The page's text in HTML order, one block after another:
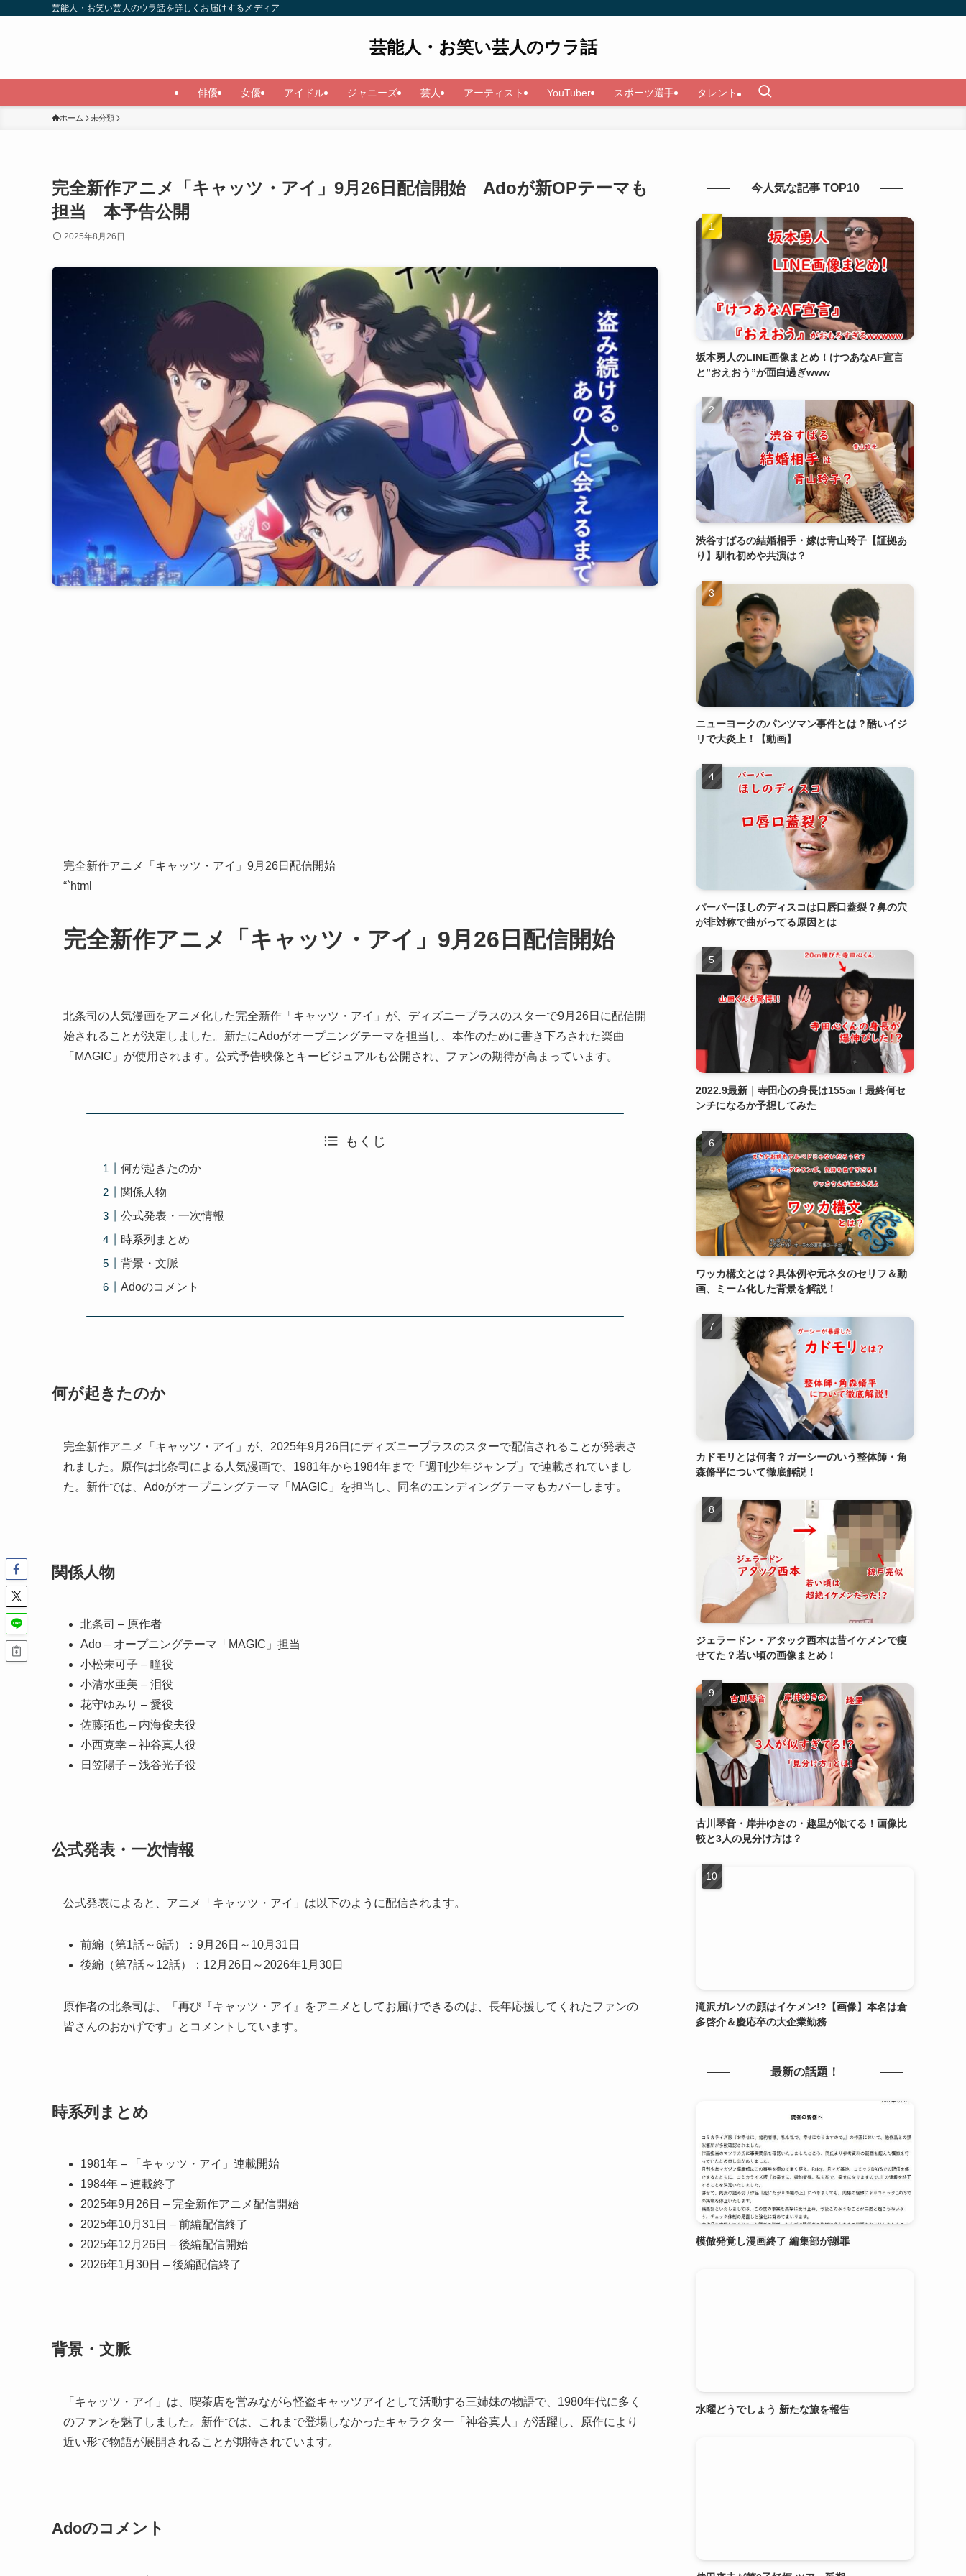
芸能人・お笑い芸人のウラ話を詳しくお届けするメディア
芸能人・お笑い芸人のウラ話
俳優 女優 アイドル ジャニーズ 芸人 アーティスト YouTuber スポーツ選手 タレント
ホーム 未分類
完全新作アニメ「キャッツ・アイ」9月26日配信開始 Adoが新OPテーマも
担当 本予告公開
2025年8月26日
完全新作アニメ「キャッツ・アイ」9月26日配信開始
“`html
完全新作アニメ「キャッツ・アイ」9月26日配信開始
北条司の人気漫画をアニメ化した完全新作「キャッツ・アイ」が、ディズニープラスのスターで9月26日に配信開
始されることが決定しました。新たにAdoがオープニングテーマを担当し、本作のために書き下ろされた楽曲
「MAGIC」が使用されます。公式予告映像とキービジュアルも公開され、ファンの期待が高まっています。
もくじ
何が起きたのか
関係人物
公式発表・一次情報
時系列まとめ
背景・文脈
Adoのコメント
何が起きたのか
完全新作アニメ「キャッツ・アイ」が、2025年9月26日にディズニープラスのスターで配信されることが発表さ
れました。原作は北条司による人気漫画で、1981年から1984年まで「週刊少年ジャンプ」で連載されていまし
た。新作では、Adoがオープニングテーマ「MAGIC」を担当し、同名のエンディングテーマもカバーします。
関係人物
北条司 – 原作者
Ado – オープニングテーマ「MAGIC」担当
小松未可子 – 瞳役
小清水亜美 – 泪役
花守ゆみり – 愛役
佐藤拓也 – 内海俊夫役
小西克幸 – 神谷真人役
日笠陽子 – 浅谷光子役
公式発表・一次情報
公式発表によると、アニメ「キャッツ・アイ」は以下のように配信されます。
前編（第1話～6話）：9月26日～10月31日
後編（第7話～12話）：12月26日～2026年1月30日
原作者の北条司は、「再び『キャッツ・アイ』をアニメとしてお届けできるのは、長年応援してくれたファンの
皆さんのおかげです」とコメントしています。
時系列まとめ
1981年 – 「キャッツ・アイ」連載開始
1984年 – 連載終了
2025年9月26日 – 完全新作アニメ配信開始
2025年10月31日 – 前編配信終了
2025年12月26日 – 後編配信開始
2026年1月30日 – 後編配信終了
背景・文脈
「キャッツ・アイ」は、喫茶店を営みながら怪盗キャッツアイとして活動する三姉妹の物語で、1980年代に多く
のファンを魅了しました。新作では、これまで登場しなかったキャラクター「神谷真人」が活躍し、原作により
近い形で物語が展開されることが期待されています。
Adoのコメント
今人気な記事 TOP10
坂本勇人のLINE画像まとめ！けつあなAF宣言
と”おえおう”が面白過ぎwww
渋谷すばるの結婚相手・嫁は青山玲子【証拠あ
り】馴れ初めや共演は？
ニューヨークのパンツマン事件とは？酷いイジ
リで大炎上！【動画】
パーパーほしのディスコは口唇口蓋裂？鼻の穴
が非対称で曲がってる原因とは
2022.9最新｜寺田心の身長は155㎝！最終何セ
ンチになるか予想してみた
ワッカ構文とは？具体例や元ネタのセリフ＆動
画、ミーム化した背景を解説！
カドモリとは何者？ガーシーのいう整体師・角
森脩平について徹底解説！
ジェラードン・アタック西本は昔イケメンで痩
せてた？若い頃の画像まとめ！
古川琴音・岸井ゆきの・趣里が似てる！画像比
較と3人の見分け方は？
滝沢ガレソの顔はイケメン!?【画像】本名は倉
多啓介＆慶応卒の大企業勤務
最新の話題！
模倣発覚し漫画終了 編集部が謝罪
水曜どうでしょう 新たな旅を報告